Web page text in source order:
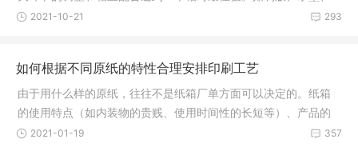
瓦楞面纸
293
2021-10-21
如何根据不同原纸的特性合理安排印刷工艺
由于用什么样的原纸，往往不是纸箱厂单方面可以决定的。纸箱
的使用特点（如内装物的贵贱、使用时间性的长短等）、产品的
运输条件
357
2021-01-19